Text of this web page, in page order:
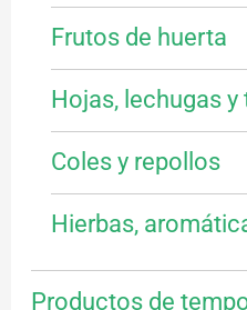
Frutos de huerta
Hojas, lechugas
Coles y repollos
Hierbas,
Productos de